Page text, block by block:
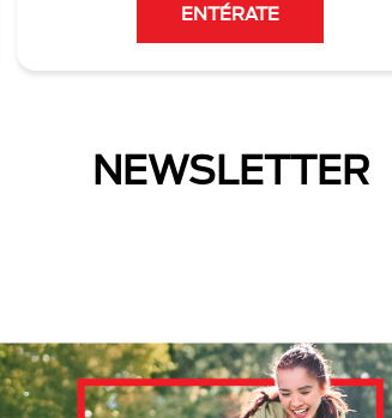
ENTÉRATE
NEWSLETTER